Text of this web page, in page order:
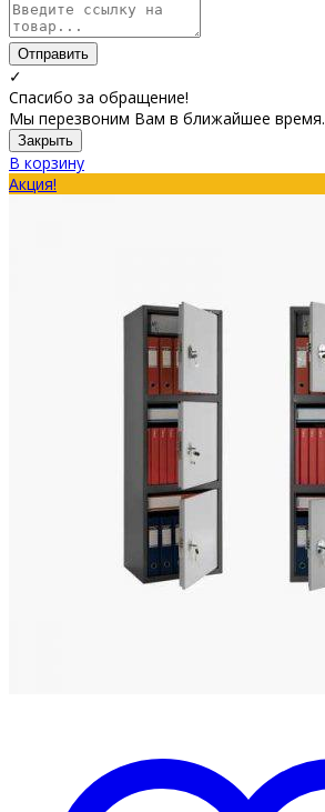
Отправить
✓
Спасибо за обращение!
Мы перезвоним Вам в ближайшее время.
Закрыть
В корзину
Акция!